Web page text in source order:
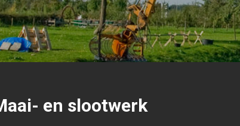
Maai- en slootwerk